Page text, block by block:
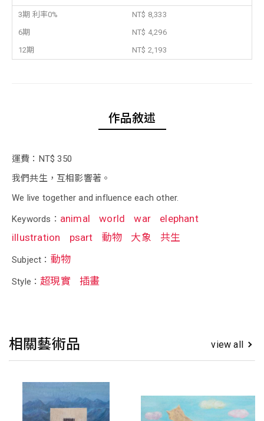
3期 利率0%
NT$ 8,333
6期
NT$ 4,296
12期
NT$ 2,193
作品敘述
運費：NT$ 350
我們共生，互相影響著。
We live together and influence each other.
Keywords： animal world war
elephant
illustration
psart 動物 大象 共生
Subject： 動物
Style：超現實 插畫
相關藝術品 view all